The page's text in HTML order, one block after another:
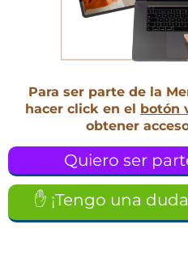
Para ser parte de la
hacer click en el botón
obtener
Quiero ser
✋ ¡Tengo una